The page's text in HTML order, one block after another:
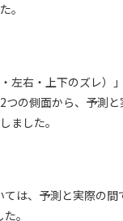
。
左右・上下のズレ）
つの側面から、予測と
ました。
は、予測と実際の間
。